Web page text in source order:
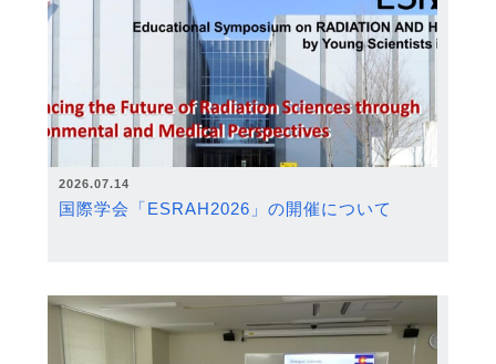
2026.07.14
国際学会「ESRAH2026」の開催について